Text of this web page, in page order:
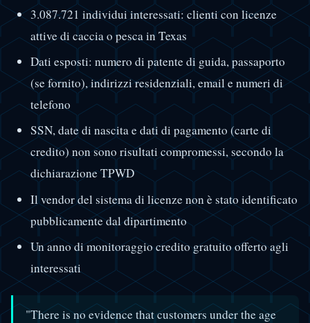
3.087.721 individui interessati: clienti con licenze
attive di caccia o pesca in Texas
Dati esposti: numero di patente di guida, passaporto
(se fornito), indirizzi residenziali, email e numeri di
telefono
SSN, date di nascita e dati di pagamento (carte di
credito) non sono risultati compromessi, secondo la
dichiarazione TPWD
Il vendor del sistema di licenze non è stato identificato
pubblicamente dal dipartimento
Un anno di monitoraggio credito gratuito offerto agli
interessati
"There is no evidence that customers under the age